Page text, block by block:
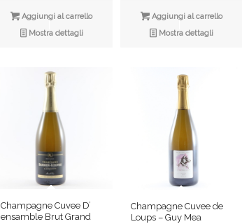
Aggiungi al carrello
Mostra dettagli
Aggiungi al carrello
Mostra dettagli
Champagne Cuvee D’
ensamble Brut Grand
Champagne Cuvee de
Loups – Guy Mea